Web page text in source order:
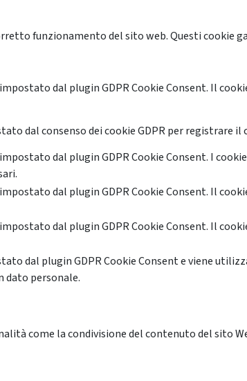
funzionamento del sito web. Questi cookie
dal plugin GDPR Cookie Consent. Il
dal consenso dei cookie GDPR per registrare
dal plugin GDPR Cookie Consent. I
dal plugin GDPR Cookie Consent. Il
dal plugin GDPR Cookie Consent. Il
dal plugin GDPR Cookie Consent e viene
dato personale.
come la condivisione del contenuto del sito